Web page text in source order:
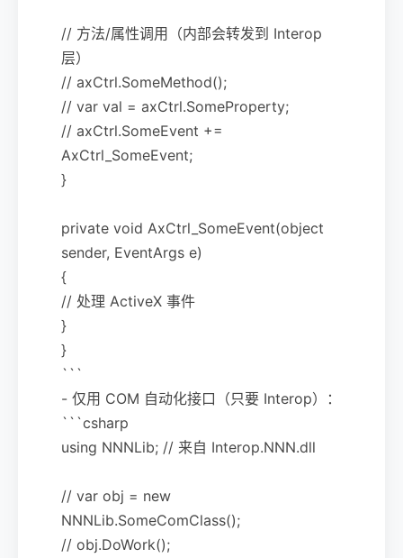
// 方法/属性调用（内部会转发到 Interop
层）
// axCtrl.SomeMethod();
// var val = axCtrl.SomeProperty;
// axCtrl.SomeEvent +=
AxCtrl_SomeEvent;
}
private void AxCtrl_SomeEvent(object
sender, EventArgs e)
{
// 处理 ActiveX 事件
}
}
```
- 仅用 COM 自动化接口（只要 Interop）：
```csharp
using NNNLib; // 来自 Interop.NNN.dll
// var obj = new
NNNLib.SomeComClass();
// obj.DoWork();